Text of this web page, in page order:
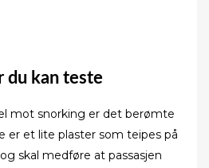
du kan teste
mot snorking er det berømte
er et lite plaster som teipes på
skal medføre at passasjen